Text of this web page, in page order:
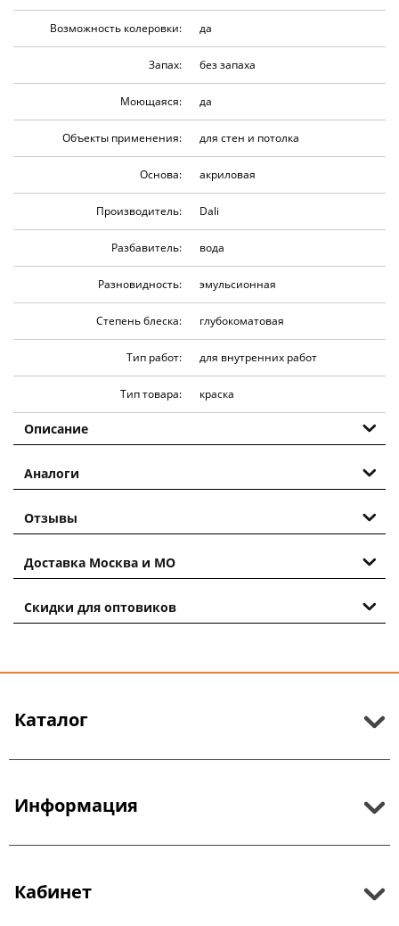
Возможность колеровки: да
Запах: без запаха
Моющаяся: да
Объекты применения: для стен и потолка
Основа: акриловая
Производитель: Dali
Разбавитель: вода
Разновидность: эмульсионная
Степень блеска: глубокоматовая
Тип работ: для внутренних работ
Тип товара: краска
Описание
Аналоги
Отзывы
Доставка Москва и МО
Скидки для оптовиков
Каталог
Информация
Кабинет